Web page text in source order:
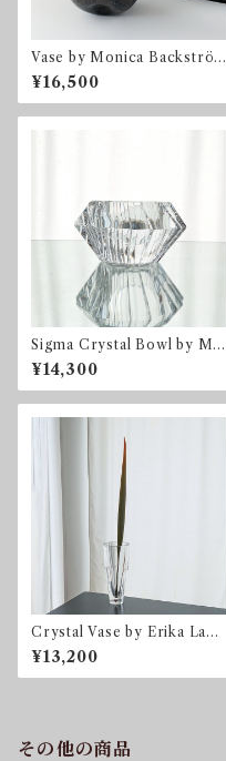
Vase by Monica Backström
for Kosta Boda コスタ・ボ
ダ スウェーデン
¥16,500
Sigma Crystal Bowl by Mar
tti Rytkönen for Orrefors
¥14,300
Crystal Vase by Erika Lage
rbielke for Orrefors
¥13,200
その他の商品